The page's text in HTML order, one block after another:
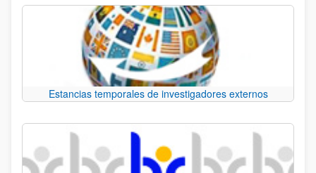
Estancias temporales de investigadores externos